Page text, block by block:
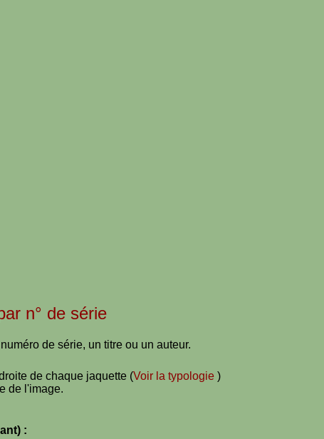
n° de série
de série, un titre ou un auteur.
de chaque jaquette (Voir la typologie )
de l'image.
: